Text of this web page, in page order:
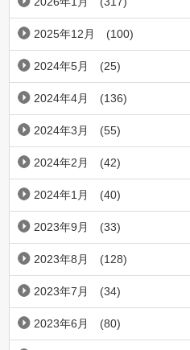
2025年12月 (100)
2024年5月 (25)
2024年4月 (136)
2024年3月 (55)
2024年2月 (42)
2024年1月 (40)
2023年9月 (33)
2023年8月 (128)
2023年7月 (34)
2023年6月 (80)